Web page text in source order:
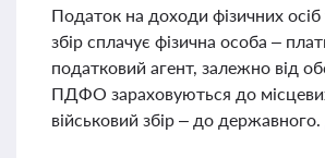
Податок на доходи фізичних осіб
збір сплачує фізична особа –
податковий агент, залежно від
ПДФО зараховуються до
військовий збір – до державного.